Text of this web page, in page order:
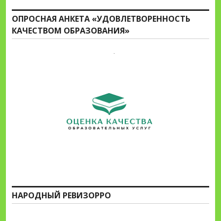
ОПРОСНАЯ АНКЕТА «УДОВЛЕТВОРЕННОСТЬ
КАЧЕСТВОМ ОБРАЗОВАНИЯ»
НАРОДНЫЙ РЕВИЗОРРО